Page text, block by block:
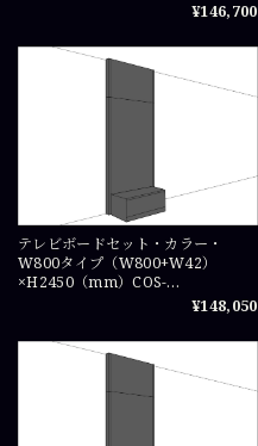
¥146,700
テレビボードセット・カラー・
W800タイプ（W800+W42）
×H2450（mm）COS-
¥148,050